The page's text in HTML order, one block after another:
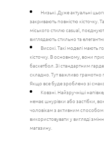
Низькі. Дуже актуальні
закривають повністю кісточку.
міського стилю casual,
виглядають стильно та
Високі. Такі моделі мають
кісточку. В основному, вони
баскетбол. Зі стандартним
складно. Тут важливо грамотно
Якщо все буде зроблено зі
Ковзні. Найзручніші
немає шнурівки або застібки,
чоловікам з активним способом
використовувати у вигляді
магазину.